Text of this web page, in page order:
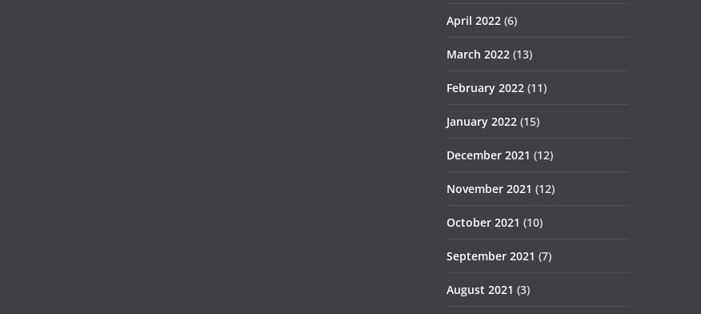
April 2022 (6)
March 2022 (13)
February 2022 (11)
January 2022 (15)
December 2021 (12)
November 2021 (12)
October 2021 (10)
September 2021 (7)
August 2021 (3)